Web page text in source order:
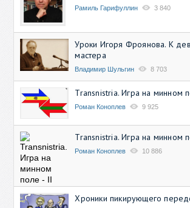
Рамиль Гарифуллин 3 840
Уроки Игоря Фроянова. К
мастера
Владимир Шульгин 8 703
Transnistria. Игра на минном
Роман Коноплев 9 925
Transnistria. Игра на минном
Роман Коноплев 10 886
Хроники пикирующего